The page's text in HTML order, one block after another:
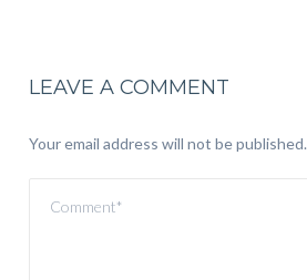
LEAVE A COMMENT
Your email address will not be published.